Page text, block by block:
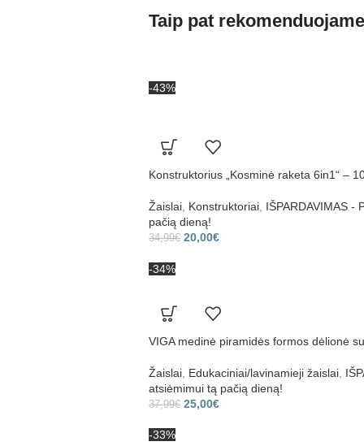
Taip pat rekomenduojame
-43%
Konstruktorius „Kosminė raketa 6in1“ –
Žaislai Konstruktoriai IŠPARDAVIMAS -
pačią dieną!
34,99€ 20,00€
-34%
VIGA medinė piramidės formos dėlionė
Žaislai Edukaciniai/lavinamieji žaislai
atsiėmimui tą pačią dieną!
37,99€ 25,00€
-33%